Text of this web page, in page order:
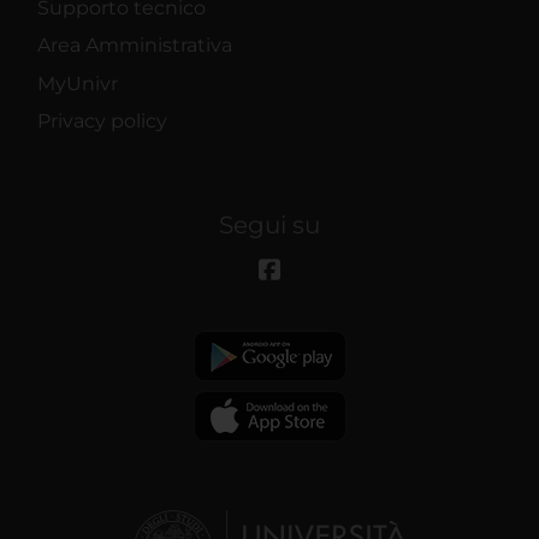
Supporto tecnico
Area Amministrativa
MyUnivr
Privacy policy
Segui su